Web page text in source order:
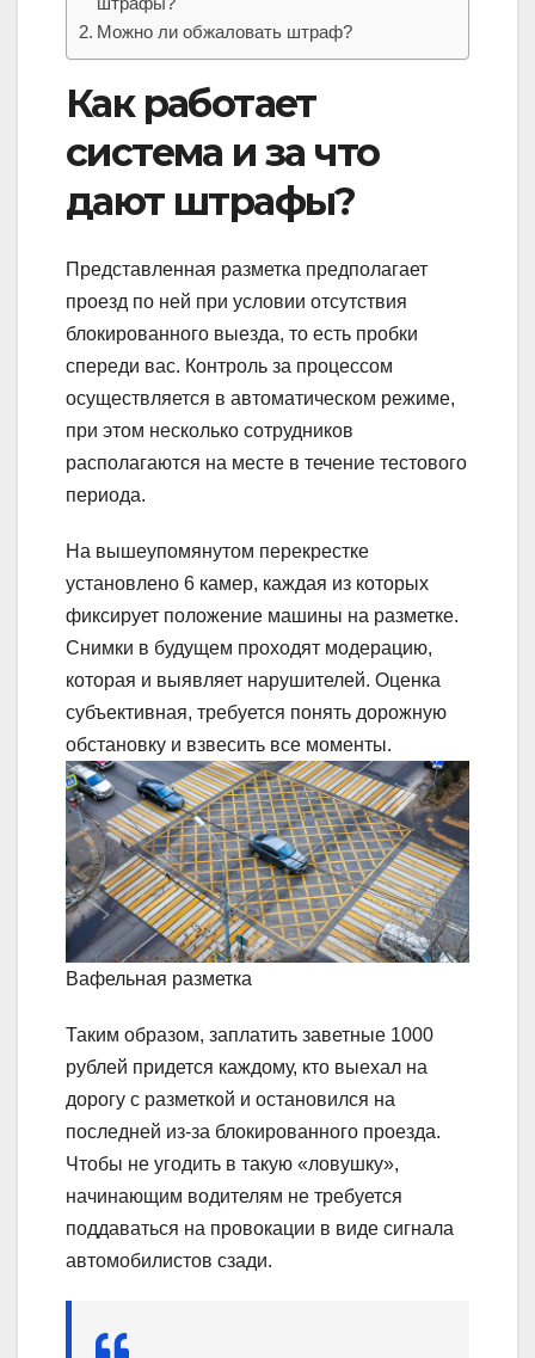
Можно ли обжаловать штраф?
Как работает
система и за что
дают штрафы?
Представленная разметка предполагает
проезд по ней при условии отсутствия
блокированного выезда, то есть пробки
спереди вас. Контроль за процессом
осуществляется в автоматическом режиме,
при этом несколько сотрудников
располагаются на месте в течение тестового
периода.
На вышеупомянутом перекрестке
установлено 6 камер, каждая из которых
фиксирует положение машины на разметке.
Снимки в будущем проходят модерацию,
которая и выявляет нарушителей. Оценка
субъективная, требуется понять дорожную
обстановку и взвесить все моменты.
Вафельная разметка
Таким образом, заплатить заветные 1000
рублей придется каждому, кто выехал на
дорогу с разметкой и остановился на
последней из-за блокированного проезда.
Чтобы не угодить в такую «ловушку»,
начинающим водителям не требуется
поддаваться на провокации в виде сигнала
автомобилистов сзади.